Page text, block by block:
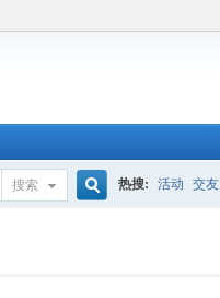
搜索 热搜: 活动 交友